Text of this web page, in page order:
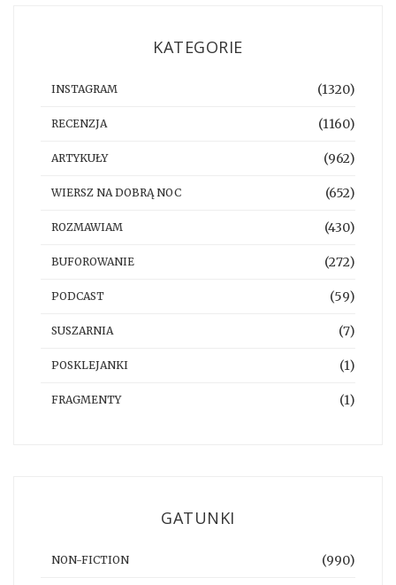
KATEGORIE
INSTAGRAM (1320)
RECENZJA (1160)
ARTYKUŁY (962)
WIERSZ NA DOBRĄ NOC (652)
ROZMAWIAM (430)
BUFOROWANIE (272)
PODCAST (59)
SUSZARNIA (7)
POSKLEJANKI (1)
FRAGMENTY (1)
GATUNKI
NON-FICTION (990)